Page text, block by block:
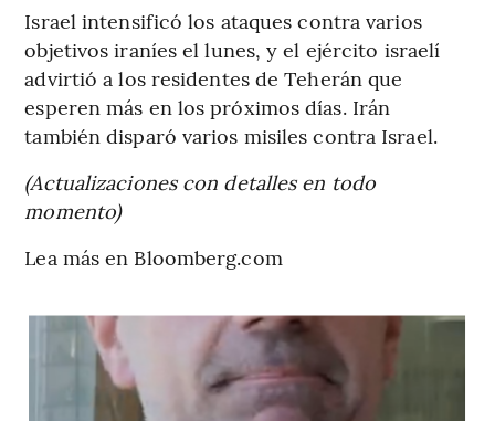
Israel intensificó los ataques contra varios
objetivos iraníes el lunes, y el ejército israelí
advirtió a los residentes de Teherán que
esperen más en los próximos días. Irán
también disparó varios misiles contra Israel.
(Actualizaciones con detalles en todo
momento)
Lea más en Bloomberg.com